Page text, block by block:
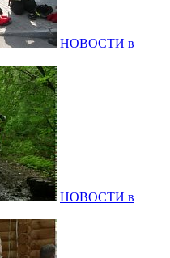
НОВОСТИ в
НОВОСТИ в